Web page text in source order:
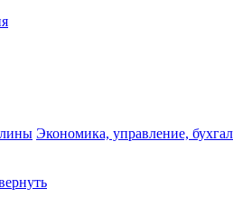
Экономика, управление,